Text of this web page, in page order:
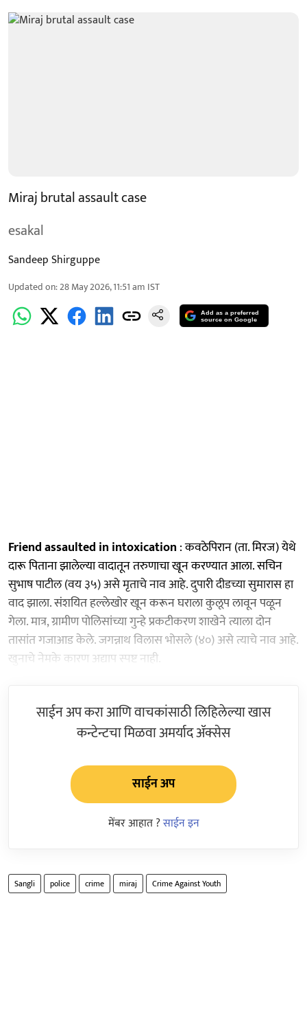
Miraj brutal assault case
esakal
Sandeep Shirguppe
Updated on:28 May 2026, 11:51 am IST
Add as a preferred
source on Google
Friend assaulted in intoxication : कवठेपिरान (ता. मिरज) येथे
दारू पिताना झालेल्या वादातून तरुणाचा खून करण्यात आला. सचिन
सुभाष पाटील (वय ३५) असे मृताचे नाव आहे. दुपारी दीडच्या सुमारास हा
वाद झाला. संशयित हल्लेखोर खून करून घराला कुलूप लावून पळून
गेला. मात्र, ग्रामीण पोलिसांच्या गुन्हे प्रकटीकरण शाखेने त्याला दोन
तासांत गजाआड केले. जगन्नाथ विलास भोसले (४०) असे त्याचे नाव आहे.
खुनाचे नेमके कारण अद्याप स्पष्ट नाही.
साईन अप करा आणि वाचकांसाठी लिहिलेल्या खास
कन्टेन्टचा मिळवा अमर्याद ॲक्सेस
साईन अप
मेंबर आहात ?साईन इन
Sangli police crime miraj Crime Against Youth